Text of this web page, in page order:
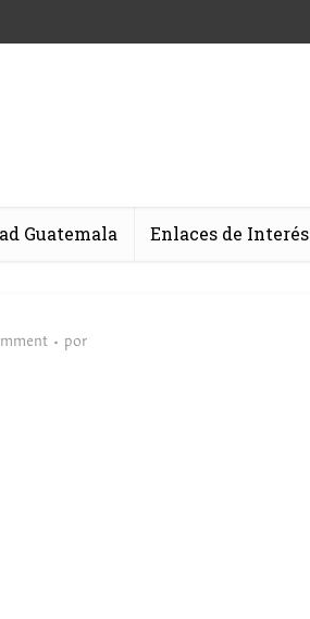
Guatemala Enlaces de Interés
por